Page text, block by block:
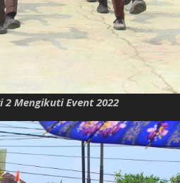
2 Mengikuti Event 2022